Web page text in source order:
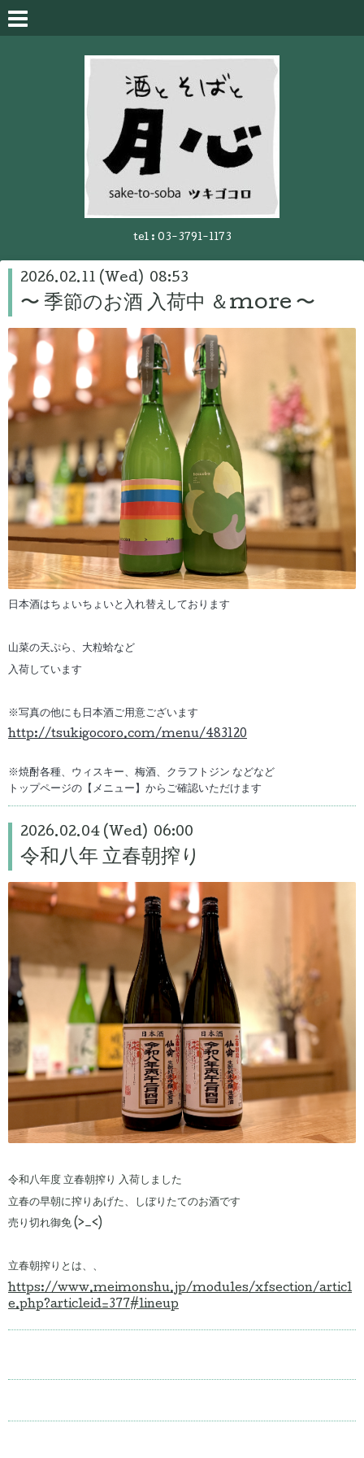
tel : 03-3791-1173
2026.02.11 (Wed) 08:53
〜 季節のお酒 入荷中 ＆more 〜
日本酒はちょいちょいと入れ替えしております
山菜の天ぷら、大粒蛤など
入荷しています
※写真の他にも日本酒ご用意ございます
http://tsukigocoro.com/menu/483120
※焼酎各種、ウィスキー、梅酒、クラフトジン などなど
トップページの【メニュー】からご確認いただけます
2026.02.04 (Wed) 06:00
令和八年 立春朝搾り
令和八年度 立春朝搾り 入荷しました
立春の早朝に搾りあげた、しぼりたてのお酒です
売り切れ御免 (>_<)ゞ
立春朝搾りとは、、
https://www.meimonshu.jp/modules/xfsection/articl
e.php?articleid=377#lineup